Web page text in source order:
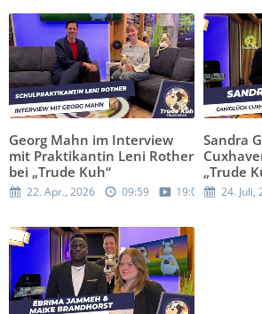
Georg Mahn im Interview
mit Praktikantin Leni Rother
bei „Trude Kuh“
22. Apr., 2026 09:59 19:05
Sandra
„Trude
24. Juli,